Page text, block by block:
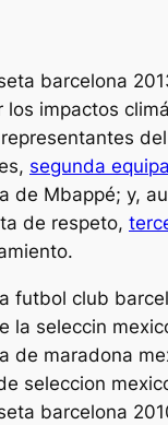
impactos
segunda
Mbappé; y,
de respeto,